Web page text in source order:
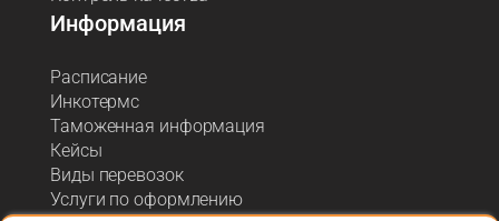
Информация
Расписание
Инкотермс
Таможенная информация
Кейсы
Виды перевозок
Услуги по оформлению